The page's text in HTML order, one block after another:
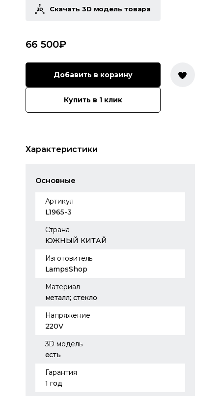
Скачать 3D модель товара
66 500₽
Добавить в корзину
Купить в 1 клик
Характеристики
Основные
Артикул
L1965-3
Страна
ЮЖНЫЙ КИТАЙ
Изготовитель
LampsShop
Материал
металл; стекло
Напряжение
220V
3D модель
есть
Гарантия
1 год